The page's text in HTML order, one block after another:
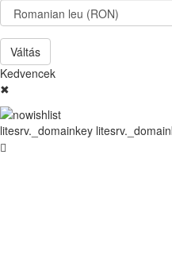
Váltás
Kedvencek
✖
litesrv._domainkey